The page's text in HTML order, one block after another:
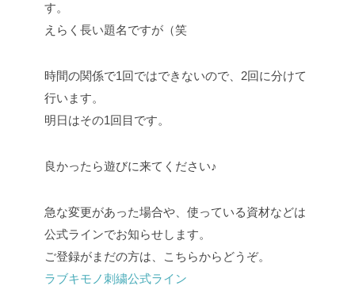
す。
えらく長い題名ですが（笑
時間の関係で1回ではできないので、2回に分けて
行います。
明日はその1回目です。
良かったら遊びに来てください♪
急な変更があった場合や、使っている資材などは
公式ラインでお知らせします。
ご登録がまだの方は、こちらからどうぞ。
ラブキモノ刺繍公式ライン